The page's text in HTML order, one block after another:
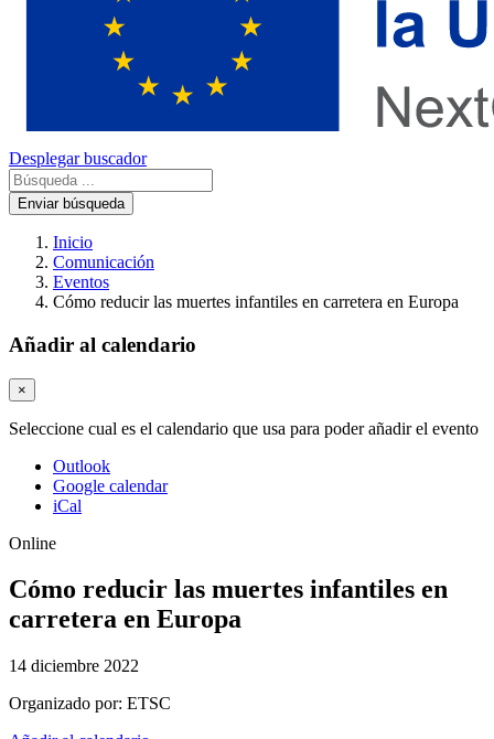
Desplegar buscador
Enviar búsqueda
Inicio
Comunicación
Eventos
Cómo reducir las muertes infantiles en carretera en Europa
Añadir al calendario
×
Seleccione cual es el calendario que usa para poder añadir el evento
Outlook
Google calendar
iCal
Online
Cómo reducir las muertes infantiles en
carretera en Europa
14 diciembre 2022
Organizado por: ETSC